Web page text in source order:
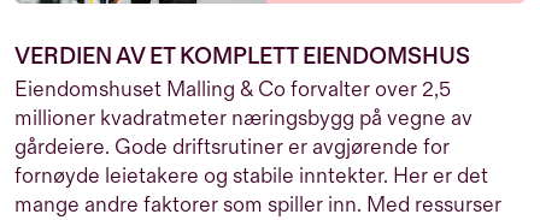
VERDIEN AV ET KOMPLETT EIENDOMSHUS
Eiendomshuset Malling & Co forvalter over 2,5
millioner kvadratmeter næringsbygg på vegne av
gårdeiere. Gode driftsrutiner er avgjørende for
fornøyde leietakere og stabile inntekter. Her er det
mange andre faktorer som spiller inn. Med ressurser